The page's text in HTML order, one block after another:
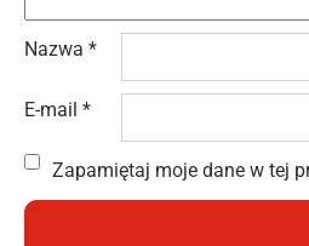
Nazwa *
E-mail *
Zapamiętaj moje dane w tej